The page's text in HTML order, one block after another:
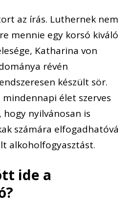
az írás. Luthernek nem
mennie egy korsó kiváló
Katharina von
révén
készült sör.
mindennapi élet szerves
hogy nyilvánosan is
számára elfogadhatóvá
alkoholfogyasztást.
ide a